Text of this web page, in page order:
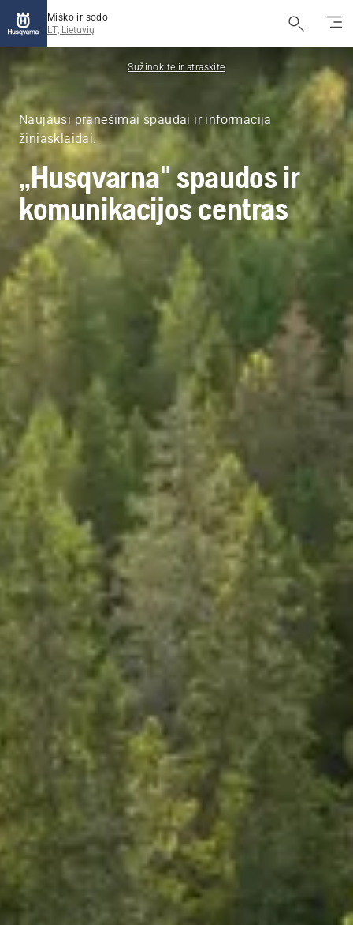
Miško ir sodo
LT, Lietuvių
Sužinokite ir atraskite
Naujausi pranešimai spaudai ir informacija
žiniasklaidai.
„Husqvarna" spaudos ir
komunikacijos centras